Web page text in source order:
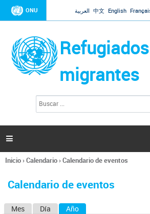
Jump to navigation
ONU العربية 中文 English
migrantes
l
s

Se
usted
Inicio›Calendario›Calendario de eventos
Calendario de eventos
Mes Día Año